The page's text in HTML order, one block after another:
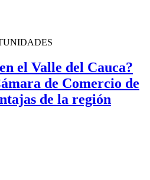
el Valle del Cauca?
de Comercio de
de la región